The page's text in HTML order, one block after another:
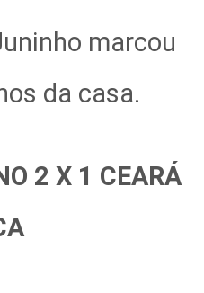
marcou
da casa.
2 X 1 CEARÁ